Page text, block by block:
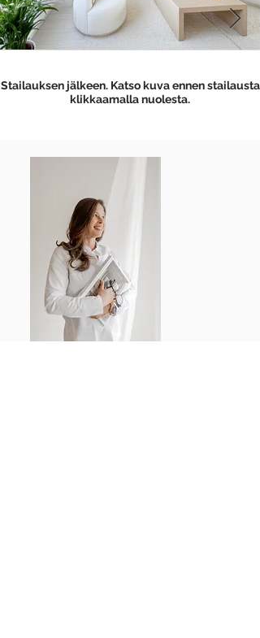
Stailauksen jälkeen. Katso kuva ennen stailausta
klikkaamalla nuolesta.